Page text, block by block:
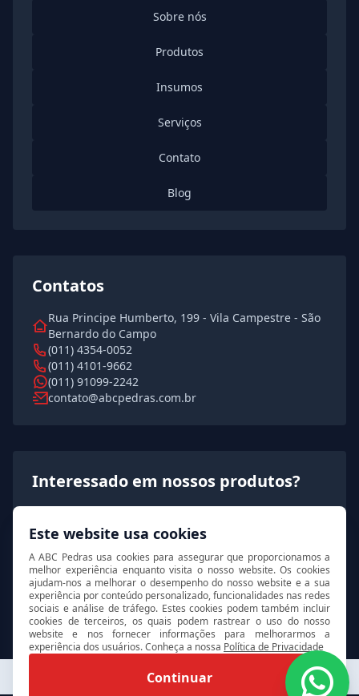
Este website usa cookies
A ABC Pedras usa cookies para assegurar que proporcionamos a
melhor experiência enquanto visita o nosso website. Os cookies
ajudam-nos a melhorar o desempenho do nosso website e a sua
experiência por conteúdo personalizado, funcionalidades nas redes
sociais e análise de tráfego. Estes cookies podem também incluir
cookies de terceiros, os quais podem rastrear o uso do nosso
website e nos fornecer informações para melhorarmos a
experiência dos usuários. Conheça a nossa Política de Privacidade
Continuar
Sobre nós
Produtos
Insumos
Serviços
Contato
Blog
Contatos
Rua Principe Humberto, 199 - Vila Campestre - São
Bernardo do Campo
(011) 4354-0052
(011) 4101-9662
(011) 91099-2242
contato@abcpedras.com.br
Interessado em nossos produtos?
Solicitar orçamento
© 2026 ABC Pedras. Todos os direitos reservados.